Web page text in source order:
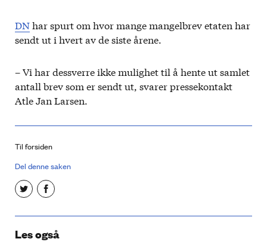
DNhar spurt om hvor mange mangelbrev etaten har
sendt ut i hvert av de siste årene.
– Vi har dessverre ikke mulighet til å hente ut samlet
antall brev som er sendt ut, svarer pressekontakt
Atle Jan Larsen.
Til forsiden
Del denne saken
Les også